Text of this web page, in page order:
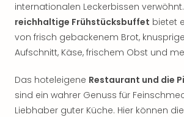
internationalen Leckerbissen
reichhaltige Frühstücksbuffet bietet
von frisch gebackenem Brot,
Aufschnitt, Käse, frischem Obst und
Das hoteleigene Restaurant und die
sind ein wahrer Genuss für
Liebhaber guter Küche. Hier können